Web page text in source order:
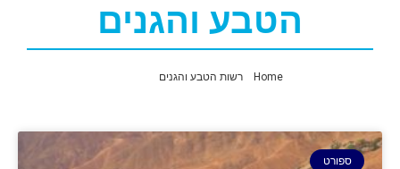
הטבע והגנים
Home רשות הטבע והגנים
ספורט